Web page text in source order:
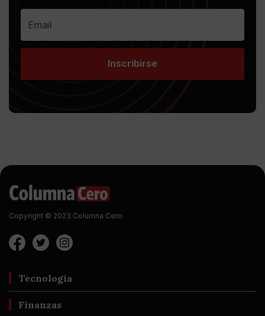
Inscribirse
Copyright © 2023 Columna Cero
Tecnología
Finanzas